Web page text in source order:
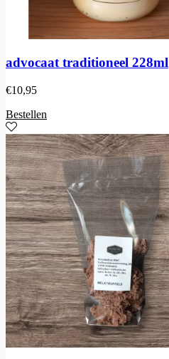
advocaat traditioneel 228ml
€10,95
Bestellen